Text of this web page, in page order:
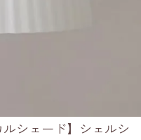
ルシェード】シェルシ